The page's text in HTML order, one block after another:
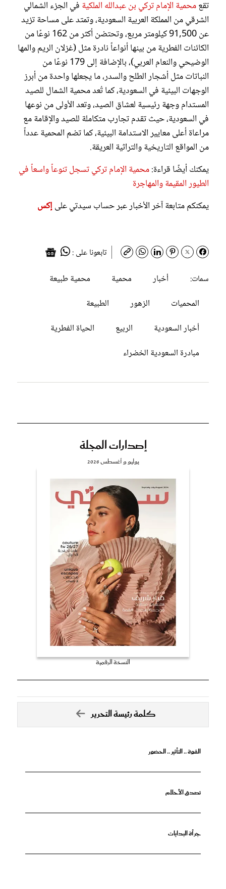
تقعمحمية الإمام تركي بن عبدالله الملكية في الجزء الشمالي
الشرقي من المملكة العربية السعودية، وتمتد على مساحة تزيد
عن 91,500 كيلومتر مربع، وتحتضن أكثر من 162 نوعًا من
الكائنات الفطرية من بينها أنواعاً نادرة مثل (غزلان الريم والمها
الوضيحي والنعام العربي)، بالإضافة إلى 179 نوعًا من
النباتات مثل أشجار الطلح والسدر، ما يجعلها واحدة من أبرز
الوجهات البيئية في السعودية، كما تُعد محمية الشمال للصيد
المستدام وجهة رئيسية لعشاق الصيد، وتعد الأولى من نوعها
في السعودية، حيث تقدم تجارب متكاملة للصيد والإقامة مع
مراعاة أعلى معايير الاستدامة البيئية، كما تضم المحمية عدداً
من المواقع التاريخية والتراثية العريقة.
يمكنك أيضًا قراءة:محمية الإمام تركي تسجل تنوعاً واسعاً في
الطيور المقيمة والمهاجرة
يمكنكم متابعة آخر الأخبار عبر حساب سيدتي علىإكس
تابعونا على :
سمات:
أخبار محمية
محمية طبيعة
المحميات
الزهور
الطبيعة
أخبار السعودية
الربيع
الحياة الفطرية
مبادرة السعودية الخضراء
إصدارات المجلة
يوليو و أغسطس 2026
النسخة الرقمية
كلمة رئيسة التحرير
القوة .. التأثير .. الحضور
تصدق الأحلام
جرأة البدايات